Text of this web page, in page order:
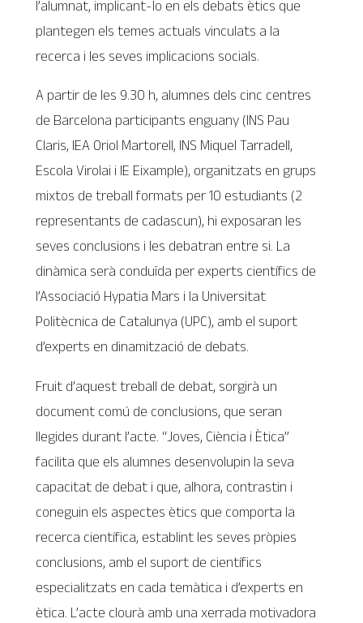
l’alumnat, implicant-lo en els debats ètics que
plantegen els temes actuals vinculats a la
recerca i les seves implicacions socials.
A partir de les 9.30 h, alumnes dels cinc centres
de Barcelona participants enguany (INS Pau
Claris, IEA Oriol Martorell, INS Miquel Tarradell,
Escola Virolai i IE Eixample), organitzats en grups
mixtos de treball formats per 10 estudiants (2
representants de cadascun), hi exposaran les
seves conclusions i les debatran entre si. La
dinàmica serà conduïda per experts científics de
l’Associació Hypatia Mars i la Universitat
Politècnica de Catalunya (UPC), amb el suport
d’experts en dinamització de debats.
Fruit d’aquest treball de debat, sorgirà un
document comú de conclusions, que seran
llegides durant l’acte. “Joves, Ciència i Ètica”
facilita que els alumnes desenvolupin la seva
capacitat de debat i que, alhora, contrastin i
coneguin els aspectes ètics que comporta la
recerca científica, establint les seves pròpies
conclusions, amb el suport de científics
especialitzats en cada temàtica i d’experts en
ètica. L’acte clourà amb una xerrada motivadora